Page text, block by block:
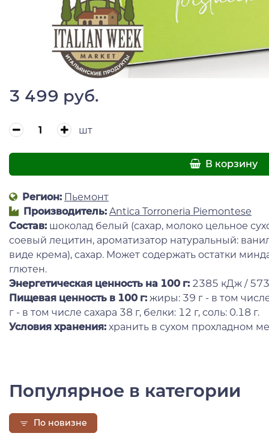
3 499 руб.
шт
В корзину
Регион: Пьемонт
Производитель: Antica Torroneria Piemontese
Состав: шоколад белый (сахар, молоко цельное
соевый лецитин, ароматизатор натуральный:
виде крема), сахар. Может содержать остатки
глютен.
Энергетическая ценность на 100 г: 2385 кДж / 573
Пищевая ценность в 100 г: жиры: 39 г - в том
г - в том числе сахара 38 г, белки: 12 г, соль: 0.18 г.
Условия хранения: хранить в сухом прохладном
Популярное в категории
По новизне